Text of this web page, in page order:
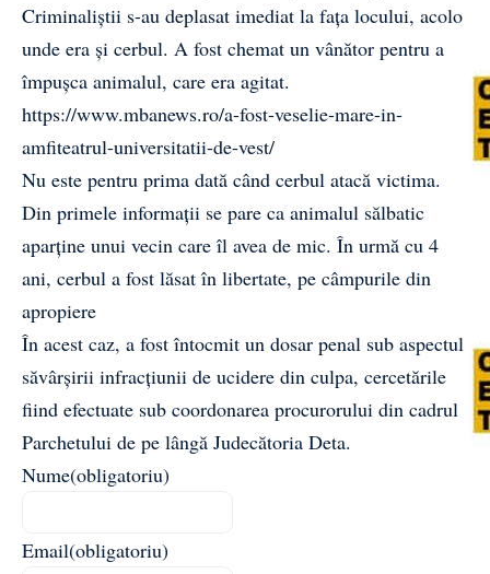
Criminaliștii s-au deplasat imediat la fața locului, acolo
unde era și cerbul. A fost chemat un vânător pentru a
împușca animalul, care era agitat.
https://www.mbanews.ro/a-fost-veselie-mare-in-
amfiteatrul-universitatii-de-vest/
Nu este pentru prima dată când cerbul atacă victima.
Din primele informații se pare ca animalul sălbatic
aparține unui vecin care îl avea de mic. În urmă cu 4
ani, cerbul a fost lăsat în libertate, pe câmpurile din
apropiere
În acest caz, a fost întocmit un dosar penal sub aspectul
săvârșirii infracțiunii de ucidere din culpa, cercetările
fiind efectuate sub coordonarea procurorului din cadrul
Parchetului de pe lângă Judecătoria Deta.
Nume(obligatoriu)
Email(obligatoriu)